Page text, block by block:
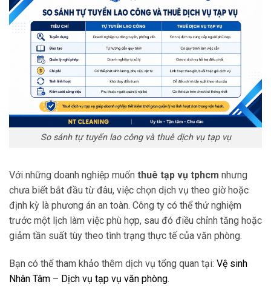
So sánh tự tuyển lao công và thuê dịch vụ tạp vụ
Với những doanh nghiệp muốn thuê tạp vụ tphcm nhưng
chưa biết bắt đầu từ đâu, việc chọn dịch vụ theo giờ hoặc
định kỳ là phương án an toàn. Công ty có thể thử nghiệm
trước một lịch làm việc phù hợp, sau đó điều chỉnh tăng hoặc
giảm tần suất tùy theo tình trạng thực tế của văn phòng.
Bạn có thể tham khảo thêm dịch vụ tổng quan tại: Vệ sinh
Nhân Tâm – Dịch vụ tạp vụ văn phòng.